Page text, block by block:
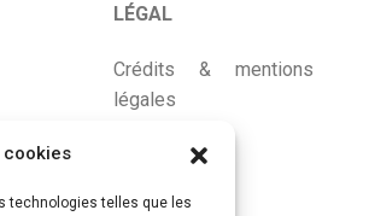
cookies
technologies telles que les
qui
LÉGAL
Crédits & mentions
légales
Plan du site
Accessibilité